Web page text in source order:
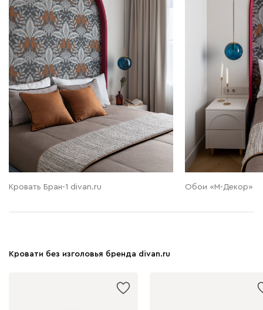
Кровать Бран-1 divan.ru Обои «М-Декор»
Кровати без изголовья бренда divan.ru